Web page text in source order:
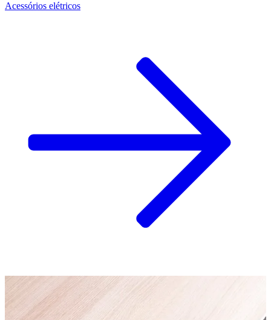
Acessórios elétricos